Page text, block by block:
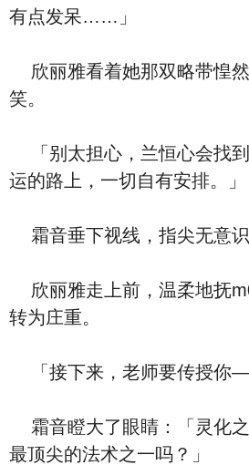
有点发呆……」
欣丽雅看着她那双略带惶
笑。
「别太担心，兰恒心会找
运的路上，一切自有安排。」
霜音垂下视线，指尖无意识
欣丽雅走上前，温柔地抚
转为庄重。
「接下来，老师要传授你
霜音瞪大了眼睛：「灵化
最顶尖的法术之一吗？」